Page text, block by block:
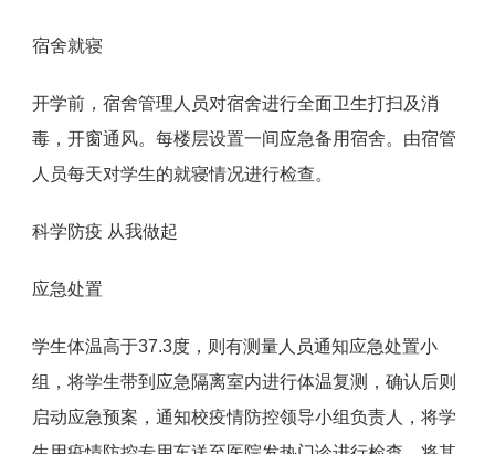
宿舍就寝
开学前，宿舍管理人员对宿舍进行全面卫生打扫及消
毒，开窗通风。每楼层设置一间应急备用宿舍。由宿管
人员每天对学生的就寝情况进行检查。
科学防疫 从我做起
应急处置
学生体温高于37.3度，则有测量人员通知应急处置小
组，将学生带到应急隔离室内进行体温复测，确认后则
启动应急预案，通知校疫情防控领导小组负责人，将学